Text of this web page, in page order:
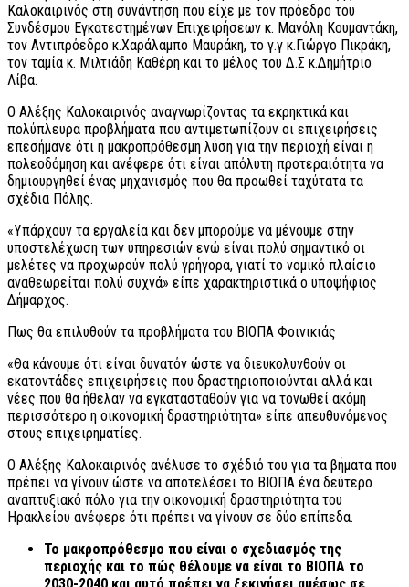
Καλοκαιρινός στη συνάντηση που είχε με τον πρόεδρο του
Συνδέσμου Εγκατεστημένων Επιχειρήσεων κ. Μανόλη Κουμαντάκη,
τον Αντιπρόεδρο κ.Χαράλαμπο Μαυράκη, το γ.γ κ.Γιώργο Πικράκη,
τον ταμία κ. Μιλτιάδη Καθέρη και το μέλος του Δ.Σ κ.Δημήτριο
Λίβα.
Ο Αλέξης Καλοκαιρινός αναγνωρίζοντας τα εκρηκτικά και
πολύπλευρα προβλήματα που αντιμετωπίζουν οι επιχειρήσεις
επεσήμανε ότι η μακροπρόθεσμη λύση για την περιοχή είναι η
πολεοδόμηση και ανέφερε ότι είναι απόλυτη προτεραιότητα να
δημιουργηθεί ένας μηχανισμός που θα προωθεί ταχύτατα τα
σχέδια Πόλης.
«Υπάρχουν τα εργαλεία και δεν μπορούμε να μένουμε στην
υποστελέχωση των υπηρεσιών ενώ είναι πολύ σημαντικό οι
μελέτες να προχωρούν πολύ γρήγορα, γιατί το νομικό πλαίσιο
αναθεωρείται πολύ συχνά» είπε χαρακτηριστικά ο υποψήφιος
Δήμαρχος.
Πως θα επιλυθούν τα προβλήματα του ΒΙΟΠΑ Φοινικιάς
«Θα κάνουμε ότι είναι δυνατόν ώστε να διευκολυνθούν οι
εκατοντάδες επιχειρήσεις που δραστηριοποιούνται αλλά και
νέες που θα ήθελαν να εγκατασταθούν για να τονωθεί ακόμη
περισσότερο η οικονομική δραστηριότητα» είπε απευθυνόμενος
στους επιχειρηματίες.
Ο Αλέξης Καλοκαιρινός ανέλυσε το σχέδιό του για τα βήματα που
πρέπει να γίνουν ώστε να αποτελέσει το ΒΙΟΠΑ ένα δεύτερο
αναπτυξιακό πόλο για την οικονομική δραστηριότητα του
Ηρακλείου ανέφερε ότι πρέπει να γίνουν σε δύο επίπεδα.
Το μακροπρόθεσμο που είναι ο σχεδιασμός της
περιοχής και το πώς θέλουμε να είναι το ΒΙΟΠΑ το